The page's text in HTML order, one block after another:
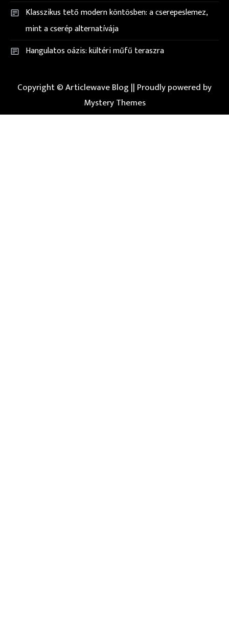
Klasszikus tető modern köntösben: a cserepeslemez,
mint a cserép alternatívája
Hangulatos oázis: kültéri műfű teraszra
Copyright © Articlewave Blog || Proudly powered by
Mystery Themes